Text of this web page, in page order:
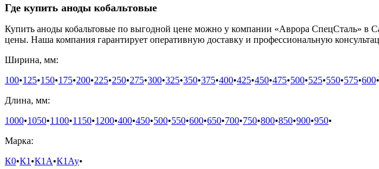
Где купить аноды кобальтовые
Купить аноды кобальтовые по выгодной цене можно у компании «Аврора СпецСталь» в
цены. Наша компания гарантирует оперативную доставку и профессиональную
Ширина, мм:
100•125•150•175•200•225•250•275•300•325•350•375•400•425•450•475•500•525•550•575•600•
Длина, мм:
1000•1050•1100•1150•1200•400•450•500•550•600•650•700•750•800•850•900•950•
Марка:
К0•К1•К1А•К1Ау•